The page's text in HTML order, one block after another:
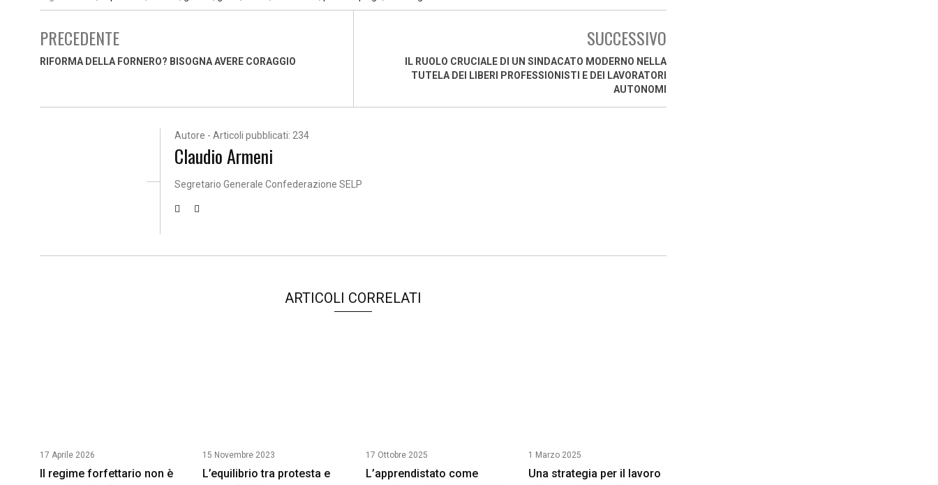
PRECEDENTE
RIFORMA DELLA FORNERO? BISOGNA AVERE CORAGGIO
SUCCESSIVO
IL RUOLO CRUCIALE DI UN SINDACATO MODERNO NELLA
TUTELA DEI LIBERI PROFESSIONISTI E DEI LAVORATORI
AUTONOMI
Autore - Articoli pubblicati: 234
Claudio Armeni
Segretario Generale Confederazione SELP
ARTICOLI CORRELATI
17 Aprile 2026
Il regime forfettario non è
15 Novembre 2023
L’equilibrio tra protesta e
17 Ottobre 2025
L’apprendistato come
1 Marzo 2025
Una strategia per il lavoro